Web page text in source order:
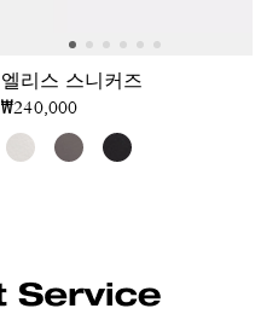
엘리스 스니커즈
₩240,000